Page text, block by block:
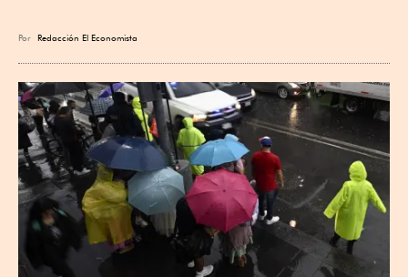
Por Redacción El Economista